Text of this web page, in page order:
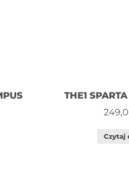
THE1
Czytaj